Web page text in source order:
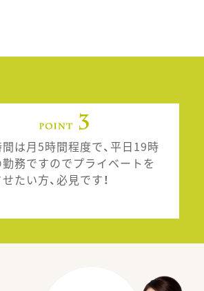
は月5時間程度で、平日19時
勤務ですのでプライベートを
たい方、必見です！